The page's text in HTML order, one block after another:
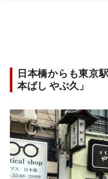
日本橋からも東京
本ばし やぶ久」